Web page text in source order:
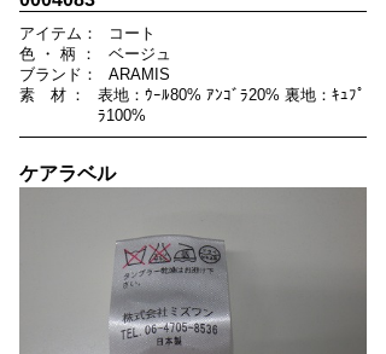
アイ テム ：
コート
色 ・ 柄 ：
ベージュ
ブラ ン ド ：
ARAMIS
素
材 ：
表地：ｳｰﾙ80% ｱﾝｺﾞﾗ20% 裏地：ｷｭﾌﾟ
ﾗ100%
ケアラベル